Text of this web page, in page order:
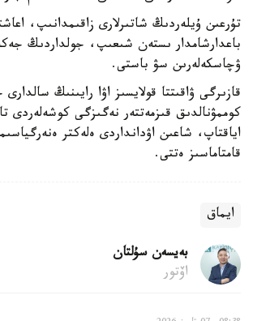
تۇرعىن ۇيلەردىڭ شاتىرلارى زاقىمدانىپ،
باعدارشامدار ىستەن شىعىپ، جولداردىڭ
ۋچاسكەلەرىن سۋ باستى.
قازىرگى ۋاقىتتا قولايسىز اۋا رايىنىڭ
كوممۋنالدىق قىزمەتتەر نەگىزگى كوشەلەردى
اياقتاپ، شاعىن اۋدانداردى ەلەكتر
قامتاماسىز ەتتى.
ايماق
بەيسەن سۇلتان
اۆتور